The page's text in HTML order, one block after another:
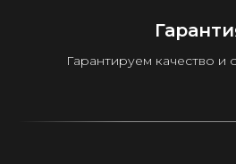
Гарантируем качество и